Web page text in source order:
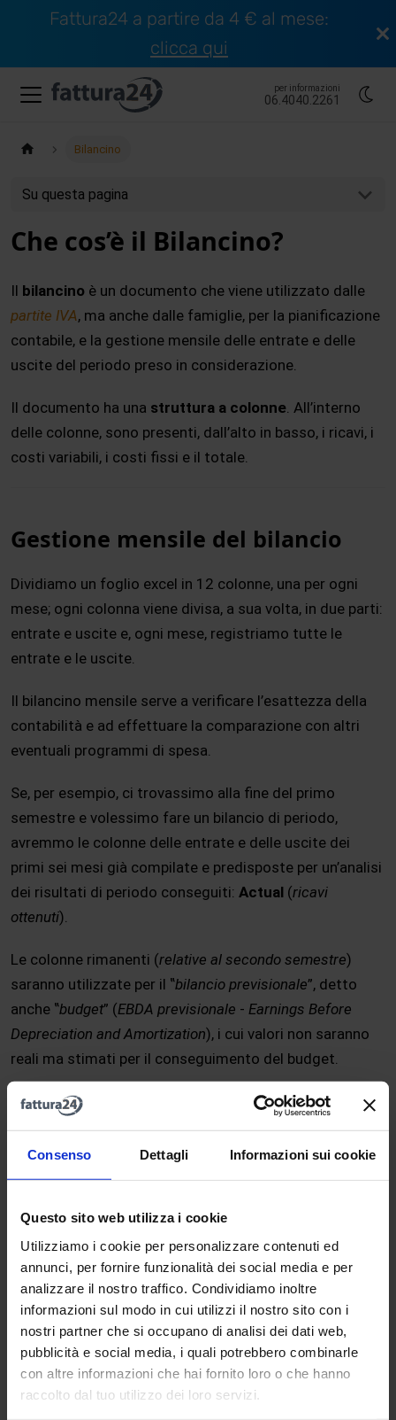
Consenso Dettagli Informazioni sui cookie
Questo sito web utilizza i cookie
Utilizziamo i cookie per personalizzare contenuti ed
annunci, per fornire funzionalità dei social media e per
analizzare il nostro traffico. Condividiamo inoltre
informazioni sul modo in cui utilizzi il nostro sito con i
nostri partner che si occupano di analisi dei dati web,
pubblicità e social media, i quali potrebbero combinarle
con altre informazioni che hai fornito loro o che hanno
raccolto dal tuo utilizzo dei loro servizi.
Fattura24 a partire da 4 € al mese:
clicca qui
per informazioni
06.4040.2261
Bilancino
Su questa pagina
Che cos’è il Bilancino?
Il bilancino è un documento che viene utilizzato dalle
partite IVA, ma anche dalle famiglie, per la pianificazione
contabile, e la gestione mensile delle entrate e delle
uscite del periodo preso in considerazione.
Il documento ha una struttura a colonne. All’interno
delle colonne, sono presenti, dall’alto in basso, i ricavi, i
costi variabili, i costi fissi e il totale.
Gestione mensile del bilancio
Dividiamo un foglio excel in 12 colonne, una per ogni
mese; ogni colonna viene divisa, a sua volta, in due parti:
entrate e uscite e, ogni mese, registriamo tutte le
entrate e le uscite.
Il bilancino mensile serve a verificare l’esattezza della
contabilità e ad effettuare la comparazione con altri
eventuali programmi di spesa.
Se, per esempio, ci trovassimo alla fine del primo
semestre e volessimo fare un bilancio di periodo,
avremmo le colonne delle entrate e delle uscite dei
primi sei mesi già compilate e predisposte per un’analisi
dei risultati di periodo conseguiti: Actual (ricavi
ottenuti).
Le colonne rimanenti (relative al secondo semestre)
saranno utilizzate per il ‟bilancio previsionale”, detto
anche ‟budget” (EBDA previsionale - Earnings Before
Depreciation and Amortization), i cui valori non saranno
reali ma stimati per il conseguimento del budget.
Già da questi primi dati possiamo avere accesso ad
alcune informazioni utili per la pianificazione fiscale:
Margine di contribuzione
EBITDAche è dato dai ‟ricavi totali
variabili”.
In funzione delEBITDA(Earnings Before Interests Taxes
Depreciation and Amortization), che ricordiamo essere
l’‟indicatore di redditività” (evidenzia il reddito di
un’azienda senza considerare la gestione finanziaria,
fiscale,il deprezzamento di beni e gli ammortamenti), si